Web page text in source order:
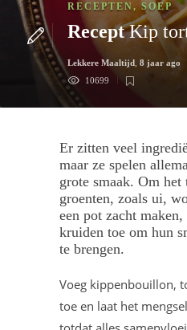
RECEPTEN,SOEP
ReceptKip
Lekkere Maaltijd, 8 jaar ago
10699
Er zitten veel
maar ze spelen
grote smaak. Om het
groenten, zoals ui,
een pot zacht
kruiden toe om hun
te brengen.
Voeg kippenbouillon,
toe en laat het